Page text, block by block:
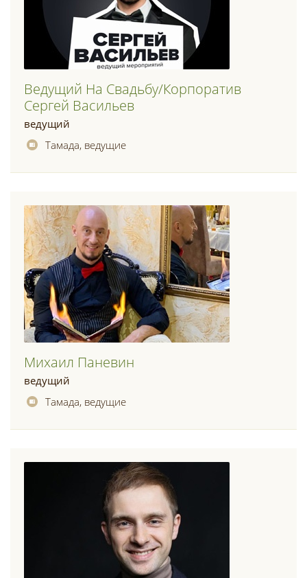
Ведущий На Свадьбу/корпоратив
Сергей Васильев
ведущий
Тамада, ведущие
Михаил Паневин
ведущий
Тамада, ведущие